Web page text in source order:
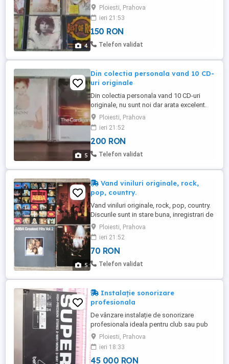
4
Child, Katy Perry, Faith Hill, Toni Braxton,
Doors si Best of Rock. Pret la pachet 150
lei.
Ploiesti, Prahova
ieri 21:53
150 RON
Telefon validat
5
Din colectia personala vand 10 CD-
uri originale
Din colectia personala vand 10 CD-uri
originale, nu sunt noi dar arata excelent.
1.CELINE DION Falling into you 2.THE
CARDIGANS Gran Turismo 3.CHICAGO
Gold 4.CRASH TEST DUMMIES God
shuffled his feet 5.LITTLE MIX Glory days
6.LITTLE MIX Get Weird 7.LITTLE MIX
Ploiesti, Prahova
ieri 21:52
200 RON
Telefon validat
5
Vand viniluri originale, rock,
pop, country.
Vand viniluri originale, rock, pop, country.
Discurile sunt in stare buna, inregistrari de
calitate de case de discuri consacrate.
ABBA Super Trouper EPIC(1980) pret 120
lei ABBA The Visitors POLYDOR(1981) 120
lei ABBA Greatest Hits,vol II EPIC(1977) 100
lei ABBA The Very Best of ...
Ploiesti, Prahova
ieri 21:52
70 RON
Telefon validat
Instalație sonorizare
profesionala
De vânzare instalație de sonorizare
profesionala ideala pentru club sau pub
alcătuită din 2 subwoofer DB
technologies 4 difuzoare medii JBL 4
difuzoare topuri HQ 3 stații amplificator
pentru fiecare dintre linii limitator de sunet
Ploiesti, Prahova
ieri 18:33
45 000 RON